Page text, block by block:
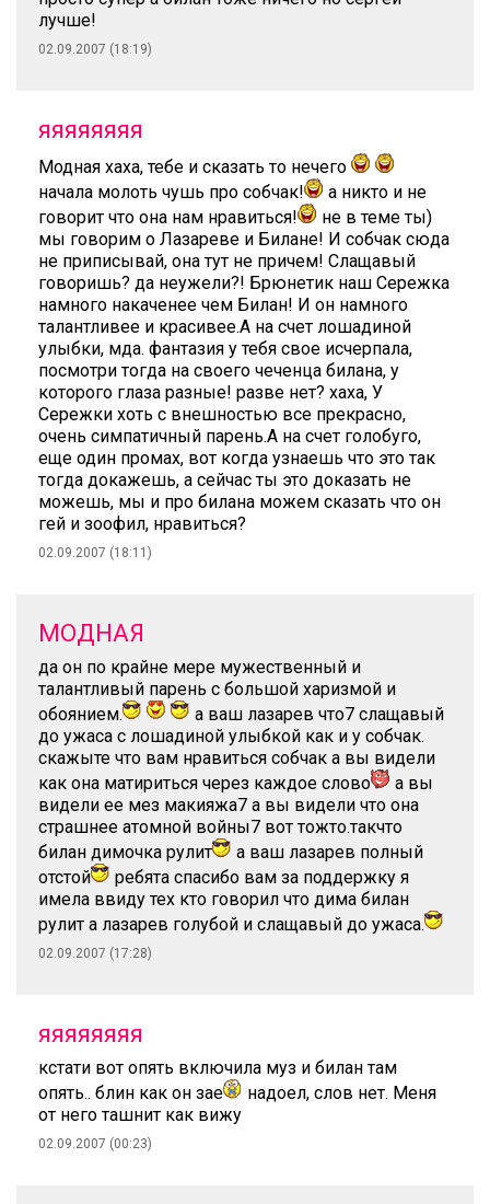
лучше!
02.09.2007 (18:19)
яяяяяяяя
Модная хаха, тебе и сказать то нечего
начала молоть чушь про собчак!
а никто и не
говорит что она нам нравиться!
не в теме ты)
мы говорим о Лазареве и Билане! И собчак сюда
не приписывай, она тут не причем! Слащавый
говоришь? да неужели?! Брюнетик наш Сережка
намного накаченее чем Билан! И он намного
талантливее и красивее.А на счет лошадиной
улыбки, мда. фантазия у тебя свое исчерпала,
посмотри тогда на своего чеченца билана, у
которого глаза разные! разве нет? хаха, У
Сережки хоть с внешностью все прекрасно,
очень симпатичный парень.А на счет голобуго,
еще один промах, вот когда узнаешь что это так
тогда докажешь, а сейчас ты это доказать не
можешь, мы и про билана можем сказать что он
гей и зоофил, нравиться?
02.09.2007 (18:11)
МОДНАЯ
да он по крайне мере мужественный и
талантливый парень с большой харизмой и
обоянием.
а ваш лазарев что7 слащавый
до ужаса с лошадиной улыбкой как и у собчак.
скажыте что вам нравиться собчак а вы видели
как она матириться через каждое слово
а вы
видели ее мез макияжа7 а вы видели что она
страшнее атомной войны7 вот тожто.такчто
билан димочка рулит
а ваш лазарев полный
отстой
ребята спасибо вам за поддержку я
имела ввиду тех кто говорил что дима билан
рулит а лазарев голубой и слащавый до ужаса.
02.09.2007 (17:28)
яяяяяяяя
кстати вот опять включила муз и билан там
опять.. блин как он зае
надоел, слов нет. Меня
от него ташнит как вижу
02.09.2007 (00:23)